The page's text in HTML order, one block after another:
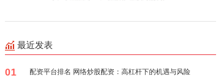
最近发表
01 配资平台排名 网络炒股配资：高杠杆下的机遇与风险